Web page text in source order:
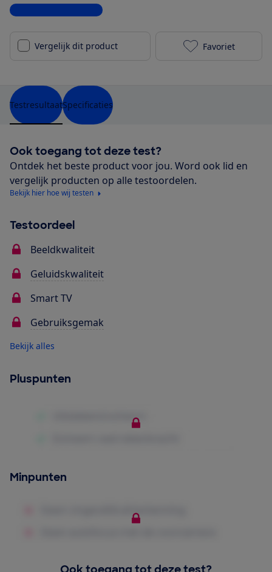
Bekijk alle specificaties
Vergelijk dit product TCL 65C845
Favoriet
TestresultaatSpecificaties
Ook toegang tot deze test?
Ontdek het beste product voor jou. Word ook lid en
vergelijk producten op alle testoordelen.
Bekijk hier hoe wij testen
Testoordeel
Beeldkwaliteit
Geluidskwaliteit
Smart TV
Gebruiksgemak
Bekijk alles
Pluspunten
Minpunten